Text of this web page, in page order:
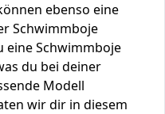
ebenso eine
Schwimmboje
eine Schwimmboje
du bei deiner
Modell
wir dir in diesem